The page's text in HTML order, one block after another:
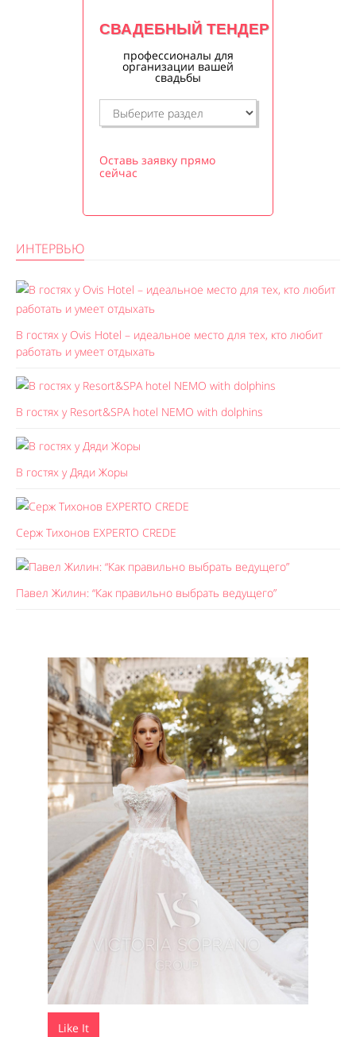
СВАДЕБНЫЙ ТЕНДЕР
профессионалы для
организации вашей
свадьбы
Оставь заявку прямо
сейчас
ИНТЕРВЬЮ
В гостях у Ovis Hotel – идеальное место для тех, кто любит
работать и умеет отдыхать
В гостях у Resort&SPA hotel NEMO with dolphins
В гостях у Дяди Жоры
Серж Тихонов EXPERTO CREDE
Павел Жилин: “Как правильно выбрать ведущего”
Like It